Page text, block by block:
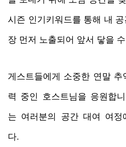
시즌 인기키워드를 통해 내
장 먼저 노출되어 앞서 닿을
게스트들에게 소중한 연말 추
력 중인 호스트님을 응원합
는 여러분의 공간 대여 여정
다.